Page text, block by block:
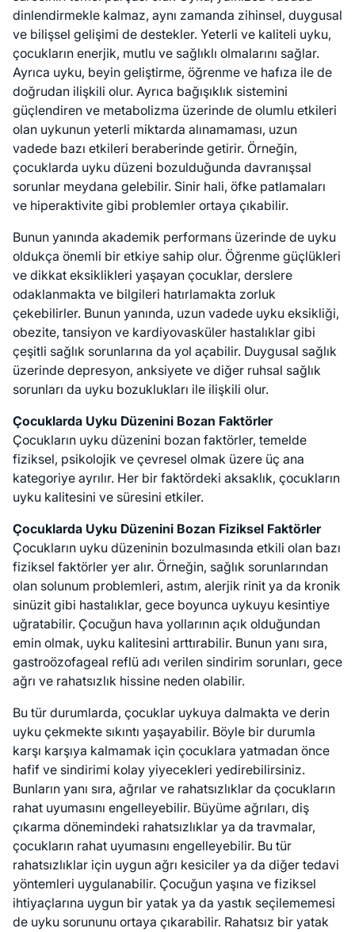
dinlendirmekle kalmaz, aynı zamanda zihinsel, duygusal
ve bilişsel gelişimi de destekler. Yeterli ve kaliteli uyku,
çocukların enerjik, mutlu ve sağlıklı olmalarını sağlar.
Ayrıca uyku, beyin geliştirme, öğrenme ve hafıza ile de
doğrudan ilişkili olur. Ayrıca bağışıklık sistemini
güçlendiren ve metabolizma üzerinde de olumlu etkileri
olan uykunun yeterli miktarda alınamaması, uzun
vadede bazı etkileri beraberinde getirir. Örneğin,
çocuklarda uyku düzeni bozulduğunda davranışsal
sorunlar meydana gelebilir. Sinir hali, öfke patlamaları
ve hiperaktivite gibi problemler ortaya çıkabilir.
Bunun yanında akademik performans üzerinde de uyku
oldukça önemli bir etkiye sahip olur. Öğrenme güçlükleri
ve dikkat eksiklikleri yaşayan çocuklar, derslere
odaklanmakta ve bilgileri hatırlamakta zorluk
çekebilirler. Bunun yanında, uzun vadede uyku eksikliği,
obezite, tansiyon ve kardiyovasküler hastalıklar gibi
çeşitli sağlık sorunlarına da yol açabilir. Duygusal sağlık
üzerinde depresyon, anksiyete ve diğer ruhsal sağlık
sorunları da uyku bozuklukları ile ilişkili olur.
Çocuklarda Uyku Düzenini Bozan Faktörler
Çocukların uyku düzenini bozan faktörler, temelde
fiziksel, psikolojik ve çevresel olmak üzere üç ana
kategoriye ayrılır. Her bir faktördeki aksaklık, çocukların
uyku kalitesini ve süresini etkiler.
Çocuklarda Uyku Düzenini Bozan Fiziksel Faktörler
Çocukların uyku düzeninin bozulmasında etkili olan bazı
fiziksel faktörler yer alır. Örneğin, sağlık sorunlarından
olan solunum problemleri, astım, alerjik rinit ya da kronik
sinüzit gibi hastalıklar, gece boyunca uykuyu kesintiye
uğratabilir. Çocuğun hava yollarının açık olduğundan
emin olmak, uyku kalitesini arttırabilir. Bunun yanı sıra,
gastroözofageal reflü adı verilen sindirim sorunları, gece
ağrı ve rahatsızlık hissine neden olabilir.
Bu tür durumlarda, çocuklar uykuya dalmakta ve derin
uyku çekmekte sıkıntı yaşayabilir. Böyle bir durumla
karşı karşıya kalmamak için çocuklara yatmadan önce
hafif ve sindirimi kolay yiyecekleri yedirebilirsiniz.
Bunların yanı sıra, ağrılar ve rahatsızlıklar da çocukların
rahat uyumasını engelleyebilir. Büyüme ağrıları, diş
çıkarma dönemindeki rahatsızlıklar ya da travmalar,
çocukların rahat uyumasını engelleyebilir. Bu tür
rahatsızlıklar için uygun ağrı kesiciler ya da diğer tedavi
yöntemleri uygulanabilir. Çocuğun yaşına ve fiziksel
ihtiyaçlarına uygun bir yatak ya da yastık seçilememesi
de uyku sorununu ortaya çıkarabilir. Rahatsız bir yatak